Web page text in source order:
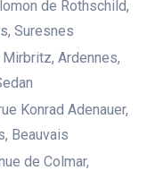
de Rothschild,
Suresnes
Ardennes,
Konrad Adenauer,
Beauvais
de Colmar,